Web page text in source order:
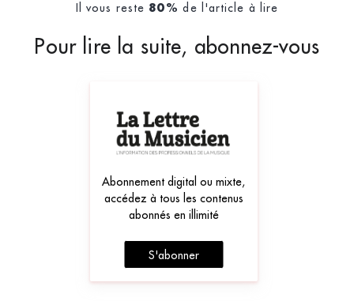
Il vous reste 80% de l'article à lire
Pour lire la suite, abonnez-vous
Abonnement digital ou mixte,
accédez à tous les contenus
abonnés en illimité
S'abonner